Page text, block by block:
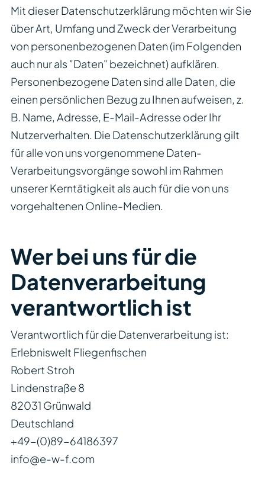
Mit dieser Datenschutzerklärung möchten wir Sie
über Art, Umfang und Zweck der Verarbeitung
von personenbezogenen Daten (im Folgenden
auch nur als "Daten" bezeichnet) aufklären.
Personenbezogene Daten sind alle Daten, die
einen persönlichen Bezug zu Ihnen aufweisen, z.
B. Name, Adresse, E-Mail-Adresse oder Ihr
Nutzerverhalten. Die Datenschutzerklärung gilt
für alle von uns vorgenommene Daten-
Verarbeitungsvorgänge sowohl im Rahmen
unserer Kerntätigkeit als auch für die von uns
vorgehaltenen Online-Medien.
Wer bei uns für die
Datenverarbeitung
verantwortlich ist
Verantwortlich für die Datenverarbeitung ist:
Erlebniswelt Fliegenfischen
Robert Stroh
Lindenstraße 8
82031 Grünwald
Deutschland
+49-(0)89-64186397
info@e-w-f.com